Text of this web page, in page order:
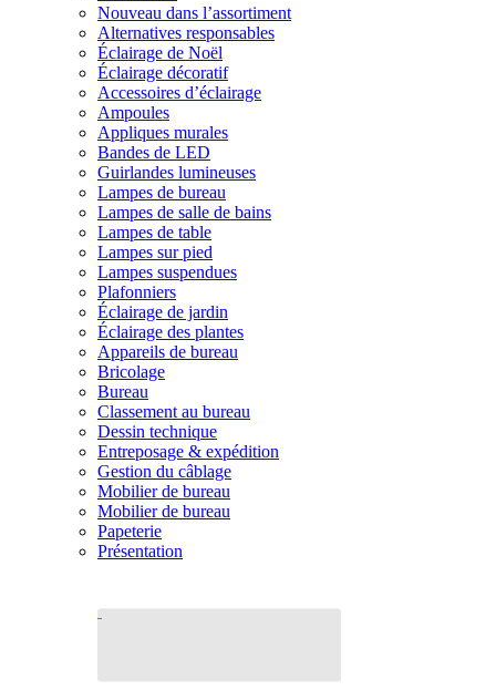
Nouveau dans l’assortiment
Alternatives responsables
Éclairage de Noël
Éclairage décoratif
Accessoires d’éclairage
Ampoules
Appliques murales
Bandes de LED
Guirlandes lumineuses
Lampes de bureau
Lampes de salle de bains
Lampes de table
Lampes sur pied
Lampes suspendues
Plafonniers
Éclairage de jardin
Éclairage des plantes
Appareils de bureau
Bricolage
Bureau
Classement au bureau
Dessin technique
Entreposage & expédition
Gestion du câblage
Mobilier de bureau
Mobilier de bureau
Papeterie
Présentation